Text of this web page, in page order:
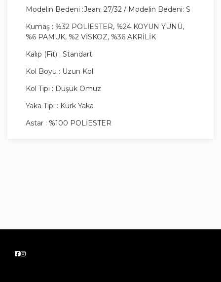
Modelin Bedeni :Jean: 27/32 / Modelin Bedeni: S
Kumaş : %32 POLİESTER, %24 KOYUN YÜNÜ,
%6 PAMUK, %2 VİSKOZ, %36 AKRİLİK
Kalıp (Fit) : Standart
Kol Boyu : Uzun Kol
Kol Tipi : Düşük Omuz
Yaka Tipi : Kürk Yaka
Astar : %100 POLİESTER